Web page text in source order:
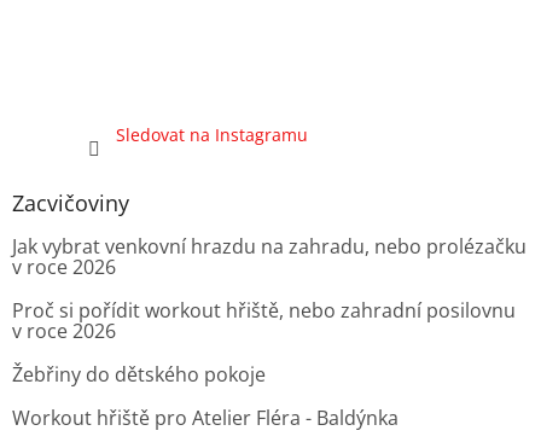
Sledovat na Instagramu
Zacvičoviny
Jak vybrat venkovní hrazdu na zahradu, nebo prolézačku
v roce 2026
Proč si pořídit workout hřiště, nebo zahradní posilovnu
v roce 2026
Žebřiny do dětského pokoje
Workout hřiště pro Atelier Fléra - Baldýnka